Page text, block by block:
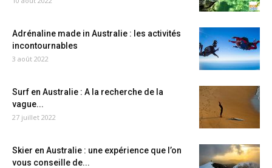
Adrénaline made in Australie : les activités
incontournables
3 août 2022
Surf en Australie : A la recherche de la
vague...
27 juillet 2022
Skier en Australie : une expérience que l’on
vous conseille de...